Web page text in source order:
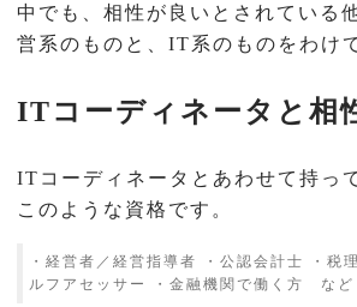
中でも、相性が良いとされている
営系のものと、IT系のものをわけ
ITコーディネータと相
ITコーディネータとあわせて持っ
このような資格です。
・経営者／経営指導者 ・公認会計士 ・税
ルフアセッサー ・金融機関で働く方 など